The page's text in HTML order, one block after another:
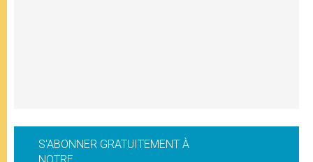
S'ABONNER GRATUITEMENT À